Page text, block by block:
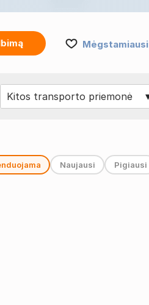
Mėgstamiausi
Naujausi Pigiausi